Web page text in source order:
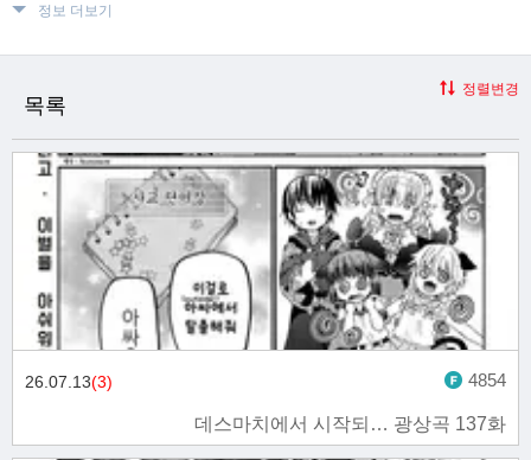
정보 더보기
목록
정렬변경
데스마치에서 시작되… 광상곡 137화
26.07.13(3) 4854